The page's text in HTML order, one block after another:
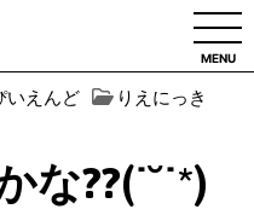
MENU
いえんど
りえにっき
??(˙˘˙*)